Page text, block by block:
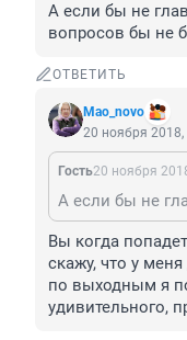
А если бы не
вопросов бы не
ОТВЕТИТЬ
Mao_novo
20 ноября 2018,
Гость20 ноября
Вы когда
скажу, что у
по выходным я
удивительного,